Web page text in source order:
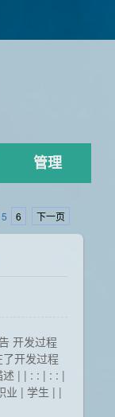
管理
5 6 下一页
开发过程
开发过程
述 | | : : | : : |
业 | 学生 | |